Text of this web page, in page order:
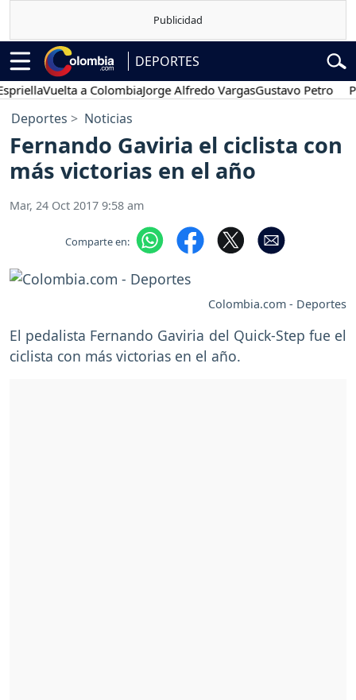
DEPORTES
Vuelta a ColombiaJorge Alfredo VargasGustavo Petro
Deportes Noticias
Fernando Gaviria el ciclista con
más victorias en el año
Mar, 24 Oct 2017 9:58 am
Comparte en:
Colombia.com - Deportes
El pedalista Fernando Gaviria del Quick-Step fue el
ciclista con más victorias en el año.